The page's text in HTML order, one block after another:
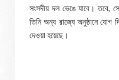
সংসদীয় দল ভেঙে যাবে। তবে,
তিনি অন্য রাজ্যে অনুষ্ঠানে যোগ
দেওয়া হয়েছে।